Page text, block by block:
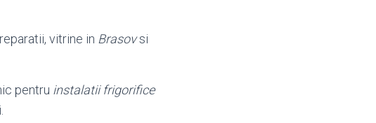
vitrine in Brasovsi
pentru instalatii frigorifice